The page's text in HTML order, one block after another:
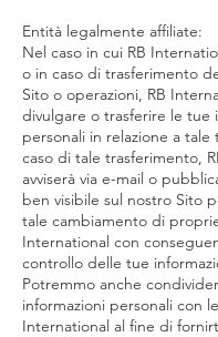
Entità legalmente affiliate:
Nel caso in cui RB
o in caso di trasferimento
Sito o operazioni, RB
divulgare o trasferire le tue
personali in relazione a tale
caso di tale trasferimento,
avviserà via e-mail o
ben visibile sul nostro Sito
tale cambiamento di
International con
controllo delle tue
Potremmo anche
informazioni personali con
International al fine di